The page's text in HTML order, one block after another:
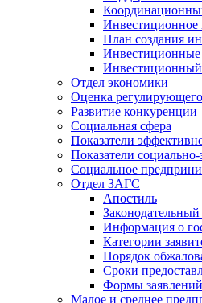
Инвестиционное
План создания
Отдел экономики
Оценка
Развитие конкуренции
Социальная сфера
Показатели
Показатели
Социальное
Отдел ЗАГС
Апостиль
Информация о
Категории
Порядок
Сроки
Формы
Малое и среднее